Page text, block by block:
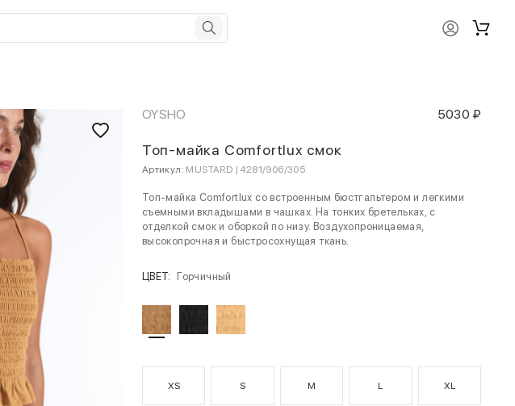
OYSHO 5030 ₽
Топ-майка Comfortlux смок
Артикул: MUSTARD | 4281/906/305
Топ-майка Comfortlux со встроенным бюстгальтером и легкими
съемными вкладышами в чашках. На тонких бретельках, с
отделкой смок и оборкой по низу. Воздухопроницаемая,
высокопрочная и быстросохнущая ткань.
ЦВЕТ: Горчичный
XS S M L XL